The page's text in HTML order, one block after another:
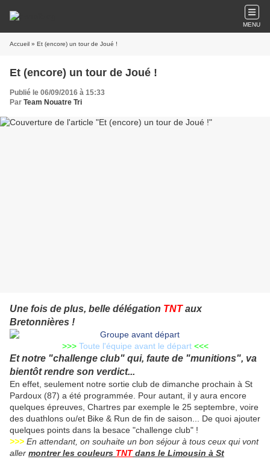
MENU
Accueil » Et (encore) un tour de Joué !
Et (encore) un tour de Joué !
Publié le 06/09/2016 à 15:33
Par Team Nouatre Tri
Une fois de plus, belle délégation TNTaux
Bretonnières !
>>> Toute l'équipe avant le départ <<<
Et notre "challenge club" qui, faute de "munitions", va
bientôt rendre son verdict...
En effet, seulement notre sortie club de dimanche prochain à St
Pardoux (87) a été programmée. Pour autant, il y aura encore
quelques épreuves, Chartres par exemple le 25 septembre, voire
des duathlons ou/et Bike & Run de fin de saison... De quoi ajouter
quelques points dans la besace "challenge club" !
>>> En attendant, on souhaite un bon séjour à tous ceux qui vont
aller montrer les couleurs TNTdans le Limousin à St